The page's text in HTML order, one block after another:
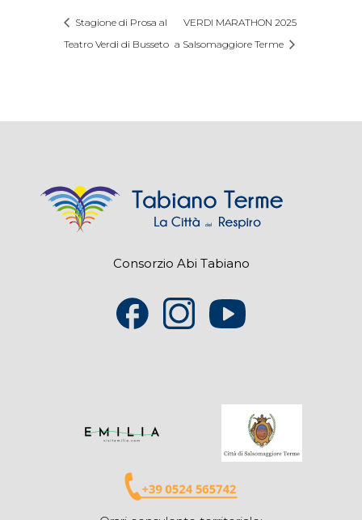
Stagione di Prosa al
Teatro Verdi di Busseto
VERDI MARATHON 2025
a Salsomaggiore Terme
Consorzio Abi Tabiano